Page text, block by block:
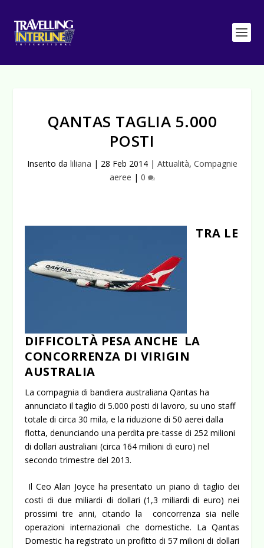
QANTAS TAGLIA 5.000
POSTI
Inserito da liliana | 28 Feb 2014| Attualità, Compagnie
aeree | 0
TRA LE
DIFFICOLTÀ PESA ANCHE LA
CONCORRENZA DI VIRIGIN
AUSTRALIA
La compagnia di bandiera australiana Qantas ha
annunciato il taglio di 5.000 posti di lavoro, su uno staff
totale di circa 30 mila, e la riduzione di 50 aerei dalla
flotta, denunciando una perdita pre-tasse di 252 milioni
di dollari australiani (circa 164 milioni di euro) nel
secondo trimestre del 2013.
Il Ceo Alan Joyce ha presentato un piano di taglio dei
costi di due miliardi di dollari (1,3 miliardi di euro) nei
prossimi tre anni, citando la concorrenza sia nelle
operazioni internazionali che domestiche. La Qantas
Domestic ha registrato un profitto di 57 milioni di dollari